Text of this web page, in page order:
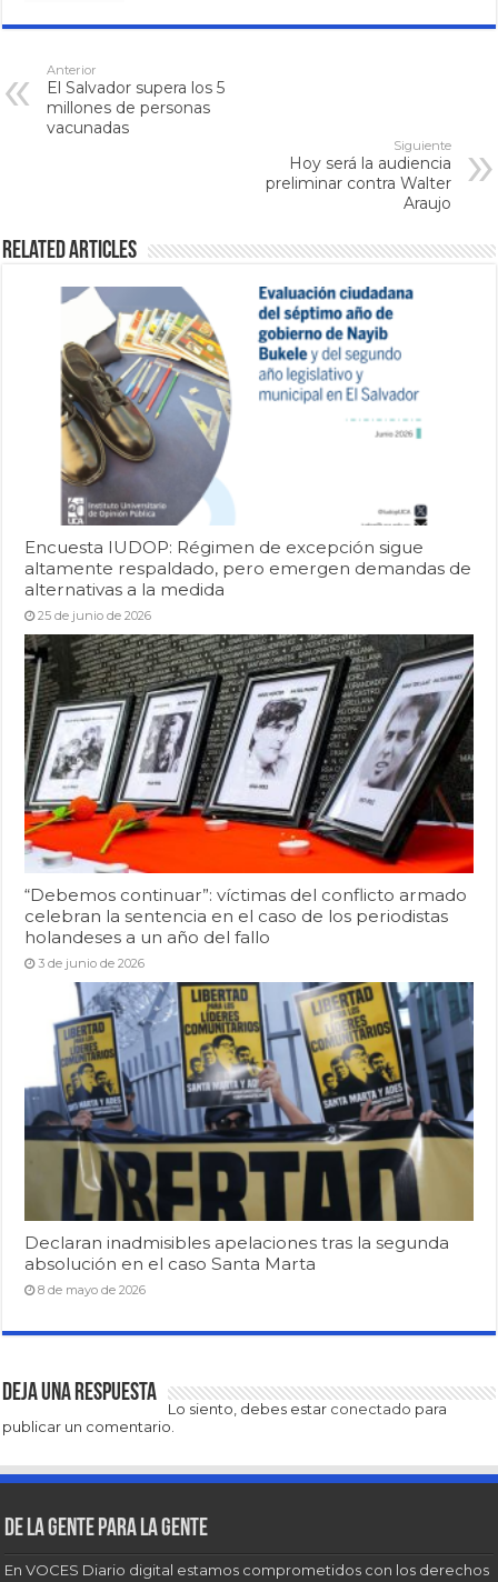
Anterior
El Salvador supera los 5
millones de personas
vacunadas
Siguiente
Hoy será la audiencia
preliminar contra Walter
Araujo
Related Articles
Encuesta IUDOP: Régimen de excepción sigue
altamente respaldado, pero emergen demandas de
alternativas a la medida
25 de junio de 2026
“Debemos continuar”: víctimas del conflicto armado
celebran la sentencia en el caso de los periodistas
holandeses a un año del fallo
3 de junio de 2026
Declaran inadmisibles apelaciones tras la segunda
absolución en el caso Santa Marta
8 de mayo de 2026
Deja una respuesta
Lo siento, debes estar conectado para
publicar un comentario.
De la gente para la gente
En VOCES Diario digital estamos comprometidos con los derechos